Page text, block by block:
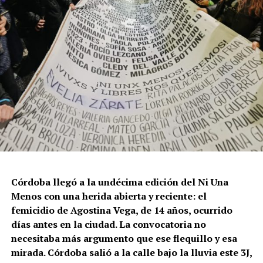
Córdoba llegó a la undécima edición del Ni Una
Menos con una herida abierta y reciente: el
femicidio de Agostina Vega, de 14 años, ocurrido
días antes en la ciudad. La convocatoria no
necesitaba más argumento que ese flequillo y esa
mirada. Córdoba salió a la calle bajo la lluvia este 3J,